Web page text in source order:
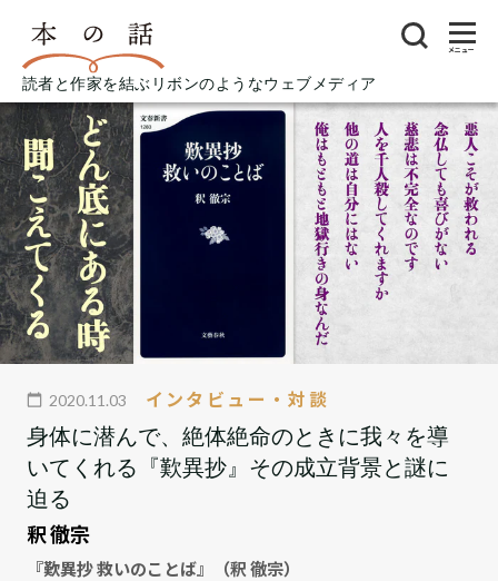
読者と作家を結ぶリボンのようなウェブメディア
メニュー
2020.11.03 インタビュー・対談
身体に潜んで、絶体絶命のときに我々を導
いてくれる『歎異抄』その成立背景と謎に
迫る
釈 徹宗
『歎異抄 救いのことば』（釈 徹宗）